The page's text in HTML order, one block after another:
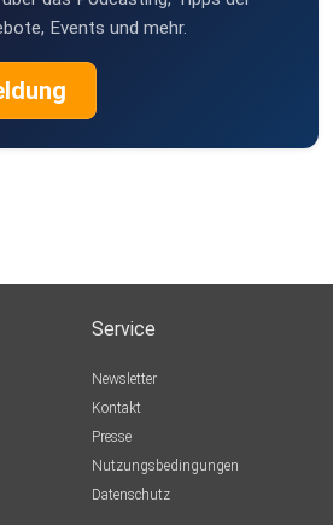
Events und mehr.
Service
Newsletter
Kontakt
Presse
Nutzungsbedingungen
Datenschutz